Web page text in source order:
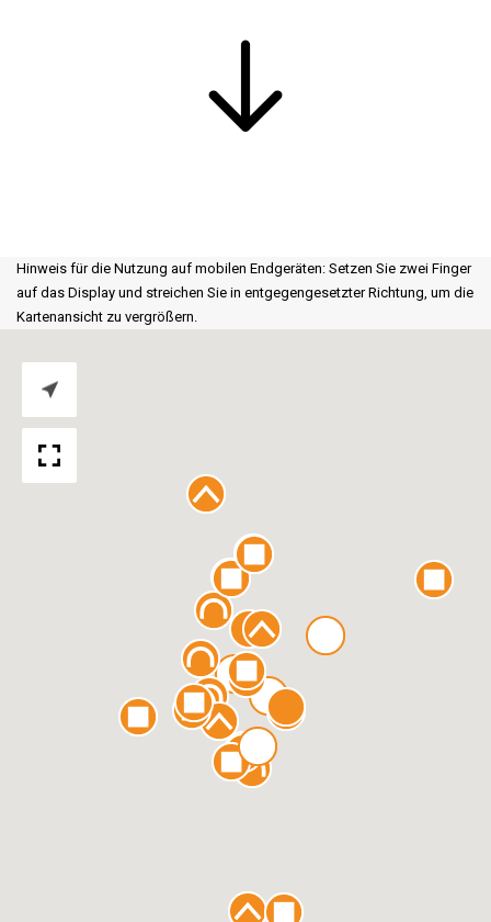
Hinweis für die Nutzung auf mobilen Endgeräten: Setzen Sie zwei Finger
auf das Display und streichen Sie in entgegengesetzter Richtung, um die
Kartenansicht zu vergrößern.